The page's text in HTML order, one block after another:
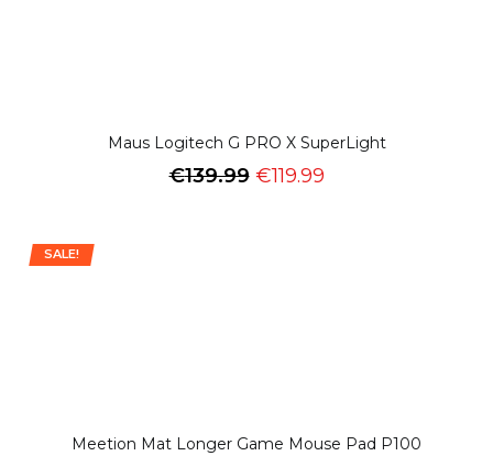
Maus Logitech G PRO X SuperLight
€139.99 €119.99
Meetion Mat Longer Game Mouse Pad P100
SALE!